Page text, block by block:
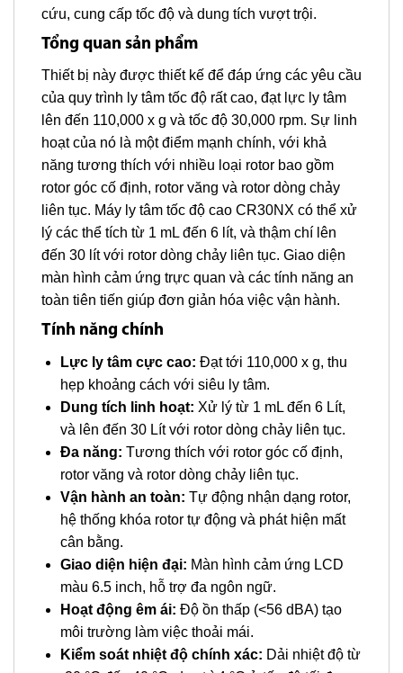
cứu, cung cấp tốc độ và dung tích vượt trội.
Tổng quan sản phẩm
Thiết bị này được thiết kế để đáp ứng các yêu cầu
của quy trình ly tâm tốc độ rất cao, đạt lực ly tâm
lên đến 110,000 x g và tốc độ 30,000 rpm. Sự linh
hoạt của nó là một điểm mạnh chính, với khả
năng tương thích với nhiều loại rotor bao gồm
rotor góc cố định, rotor văng và rotor dòng chảy
liên tục. Máy ly tâm tốc độ cao CR30NX có thể xử
lý các thể tích từ 1 mL đến 6 lít, và thậm chí lên
đến 30 lít với rotor dòng chảy liên tục. Giao diện
màn hình cảm ứng trực quan và các tính năng an
toàn tiên tiến giúp đơn giản hóa việc vận hành.
Tính năng chính
Lực ly tâm cực cao: Đạt tới 110,000 x g, thu
hẹp khoảng cách với siêu ly tâm.
Dung tích linh hoạt: Xử lý từ 1 mL đến 6 Lít,
và lên đến 30 Lít với rotor dòng chảy liên tục.
Đa năng: Tương thích với rotor góc cố định,
rotor văng và rotor dòng chảy liên tục.
Vận hành an toàn: Tự động nhận dạng rotor,
hệ thống khóa rotor tự động và phát hiện mất
cân bằng.
Giao diện hiện đại: Màn hình cảm ứng LCD
màu 6.5 inch, hỗ trợ đa ngôn ngữ.
Hoạt động êm ái: Độ ồn thấp (<56 dBA) tạo
môi trường làm việc thoải mái.
Kiểm soát nhiệt độ chính xác: Dải nhiệt độ từ